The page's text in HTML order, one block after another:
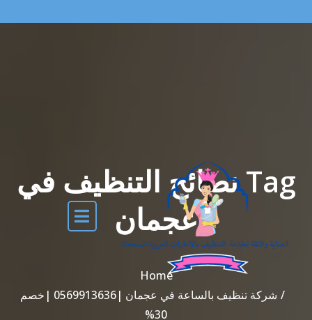
Tag نصائح التنظيف في
عجمان
Home
شركة تنظيف بالساعة في عجمان |0569913636 |خصم
30%